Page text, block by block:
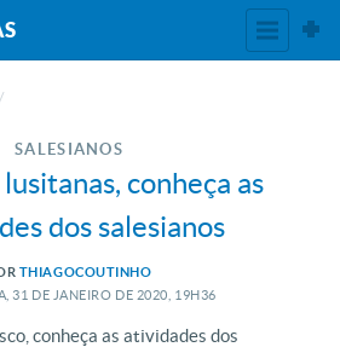
SALESIANOS
conheça as
dos salesianos
THIAGOCOUTINHO
31 DE JANEIRO DE 2020, 19H36
conheça as atividades dos